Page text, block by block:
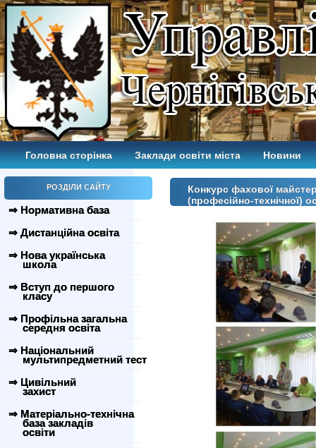
Головна сторінка Заклади освіти міста Новини
РОЗДІЛИ САЙТУ
⇒ Нормативна база
⇒ Дистанційна освіта
⇒ Нова українська
школа
⇒ Вступ до першого
класу
⇒ Профільна загальна
середня освіта
⇒ Національний
мультипредметний тест
⇒ Цивільний
захист
⇒ Матеріально-технічна
база закладів
освіти
Конкурс фахової
(професійно-технічної)